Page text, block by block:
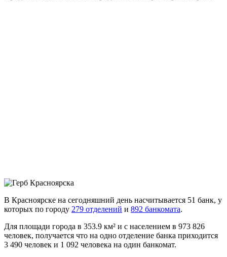
В Красноярске на сегодняшний день насчитывается 51 банк, у
которых по городу 279 отделений и 892 банкомата.
Для площади города в 353.9 км² и с населением в 973 826
человек, получается что на одно отделение банка приходится
3 490 человек и 1 092 человека на один банкомат.